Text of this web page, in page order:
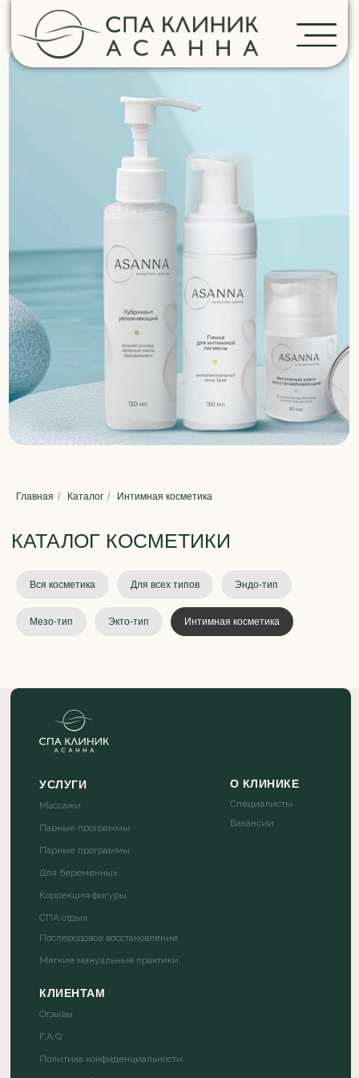
Главная / Каталог / Интимная косметика
КАТАЛОГ КОСМЕТИКИ
Вся косметика Для всех типов Эндо-тип
Мезо-тип Экто-тип Интимная косметика
О КЛИНИКЕ
Специалисты
Вакансии
КЛИЕНТАМ
Отзывы
F.A.Q
Политика конфиденциальности
УСЛУГИ
Массажи
СПА отдых
Парные программы
Парные программы
Для беременных
Послеродовое восстановление
Коррекция фигуры
Мягкие мануальные практики